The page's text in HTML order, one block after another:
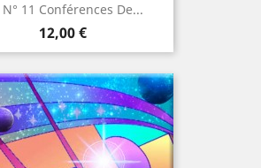
N° 11 Conférences De...
Prix
12,00 €